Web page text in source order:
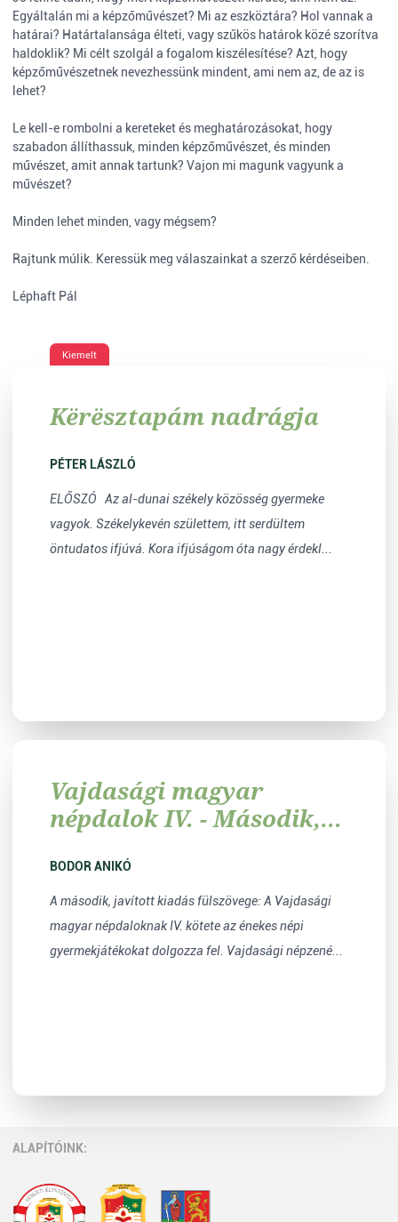
Egyáltalán mi a képzőművészet? Mi az eszköztára? Hol vannak a
határai? Határtalansága élteti, vagy szűkös határok közé szorítva
haldoklik? Mi célt szolgál a fogalom kiszélesítése? Azt, hogy
képzőművészetnek nevezhessünk mindent, ami nem az, de az is
lehet?
Le kell-e rombolni a kereteket és meghatározásokat, hogy
szabadon állíthassuk, minden képzőművészet, és minden
művészet, amit annak tartunk? Vajon mi magunk vagyunk a
művészet?
Minden lehet minden, vagy mégsem?
Rajtunk múlik. Keressük meg válaszainkat a szerző kérdéseiben.
Léphaft Pál
Kiemelt
Kërësztapám nadrágja
PÉTER LÁSZLÓ
ELŐSZÓ Az al-dunai székely közösség gyermeke
vagyok. Székelykevén születtem, itt serdültem
öntudatos ifjúvá. Kora ifjúságom óta nagy érdekl...
Vajdasági magyar
népdalok IV. - Második,
BODOR ANIKÓ
A második, javított kiadás fülszövege: A Vajdasági
magyar népdaloknak IV. kötete az énekes népi
gyermekjátékokat dolgozza fel. Vajdasági népzené...
ALAPÍTÓINK: